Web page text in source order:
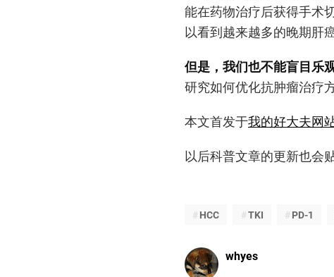
能在药物治疗后获得手术
以看到越来越多的晚期肝
但是，我们也不能盲目乐
研究如何优化抗肿瘤治疗
本文首发于我的好大夫网
以后科普文章的更新也会
HCC TKI PD-1
whyes